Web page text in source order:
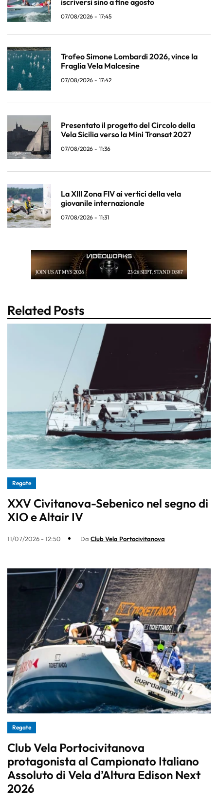
07/08/2026 - 17:45
Trofeo Simone Lombardi 2026, vince la
Fraglia Vela Malcesine
07/08/2026 - 17:42
Presentato il progetto del Circolo della
Vela Sicilia verso la Mini Transat 2027
07/08/2026 - 11:36
La XIII Zona FIV ai vertici della vela
giovanile internazionale
07/08/2026 - 11:31
Related Posts
Regate
XXV Civitanova-Sebenico nel segno di
XIO e Altair IV
11/07/2026 - 12:50 Da Club Vela Portocivitanova
Regate
Club Vela Portocivitanova
protagonista al Campionato Italiano
Assoluto di Vela d’Altura Edison Next
2026